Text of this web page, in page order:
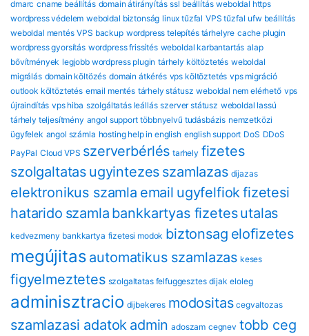
dmarc cname beállítás domain átirányítás ssl beállítás weboldal https
wordpress védelem weboldal biztonság linux tűzfal VPS tűzfal ufw beállítás
weboldal mentés VPS backup wordpress telepítés tárhelyre cache plugin
wordpress gyorsítás wordpress frissítés weboldal karbantartás alap
bővítmények legjobb wordpress plugin tárhely költöztetés weboldal
migrálás domain költözés domain átkérés vps költöztetés vps migráció
outlook költöztetés email mentés tárhely státusz weboldal nem elérhető vps
újraindítás vps hiba szolgáltatás leállás szerver státusz weboldal lassú
tárhely teljesítmény angol support többnyelvű tudásbázis nemzetközi
ügyfelek angol számla hosting help in english english support DoS DDoS
PayPal Cloud VPS szerverbérlés tarhely fizetes
szolgaltatas ugyintezes szamlazas dijazas
elektronikus szamla email ugyfelfiok fizetesi
hatarido szamla bankkartyas fizetesutalas
kedvezmeny bankkartya fizetesi modok biztonsag eloﬁzetes
megújitas automatikus szamlazas keses
figyelmeztetes szolgaltatas felfuggesztes dijak eloleg
adminisztracio dijbekeres modositas cegvaltozas
szamlazasi adatok admin adoszam cegnev tobb ceg